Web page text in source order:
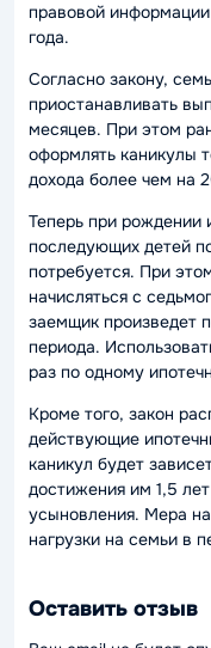
правовой
года.
Согласно закону,
приостанавливать
месяцев. При этом
оформлять каникулы
дохода более чем на
Теперь при рождении
последующих детей
потребуется. При
начисляться с
заемщик произведет
периода.
раз по одному
Кроме того, закон
действующие
каникул будет
достижения им 1,5
усыновления. Мера
нагрузки на семьи в
Оставить отзыв